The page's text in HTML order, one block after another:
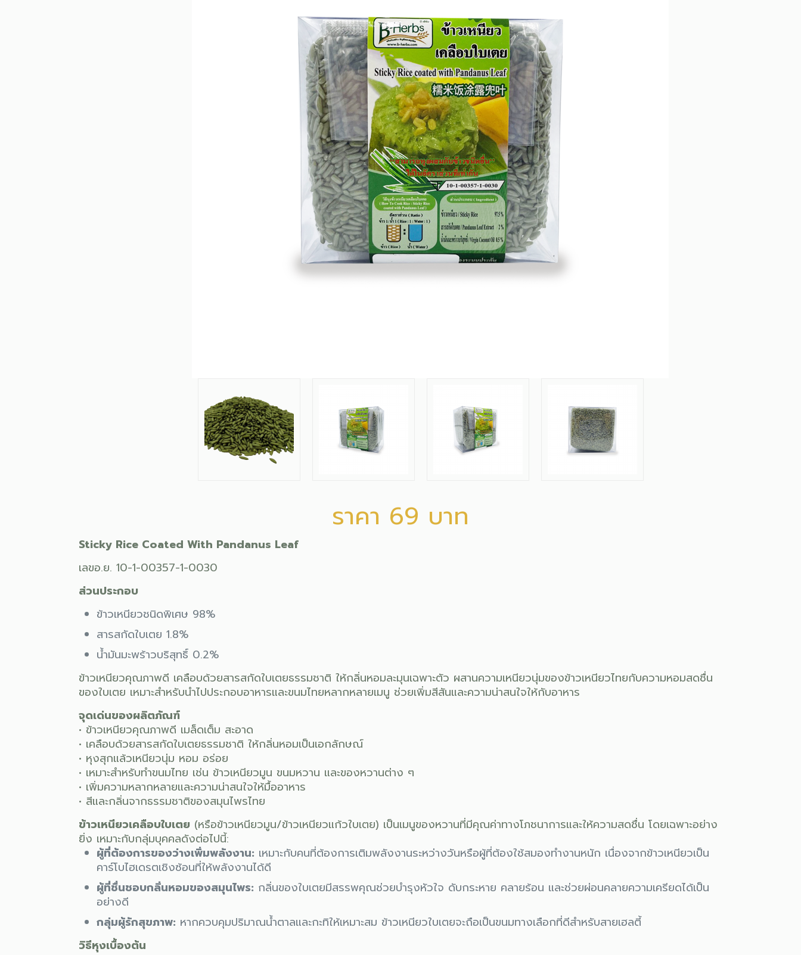
ราคา 69 บาท
Sticky Rice Coated With Pandanus Leaf
เลขอ.ย. 10-1-00357-1-0030
ส่วนประกอบ
ข้าวเหนียวชนิดพิเศษ 98%
สารสกัดใบเตย 1.8%
น้ำมันมะพร้าวบริสุทธิ์ 0.2%
ข้าวเหนียวคุณภาพดี เคลือบด้วยสารสกัดใบเตยธรรมชาติ ให้กลิ่นหอมละมุนเฉพาะตัว ผสานความเหนียวนุ่มของข้าวเหนียวไทยกับความหอมสดชื่น
ของใบเตย เหมาะสำหรับนำไปประกอบอาหารและขนมไทยหลากหลายเมนู ช่วยเพิ่มสีสันและความน่าสนใจให้กับอาหาร
จุดเด่นของผลิตภัณฑ์
• ข้าวเหนียวคุณภาพดี เมล็ดเต็ม สะอาด
• เคลือบด้วยสารสกัดใบเตยธรรมชาติ ให้กลิ่นหอมเป็นเอกลักษณ์
• หุงสุกแล้วเหนียวนุ่ม หอม อร่อย
• เหมาะสำหรับทำขนมไทย เช่น ข้าวเหนียวมูน ขนมหวาน และของหวานต่าง ๆ
• เพิ่มความหลากหลายและความน่าสนใจให้มื้ออาหาร
• สีและกลิ่นจากธรรมชาติของสมุนไพรไทย
ข้าวเหนียวเคลือบใบเตย (หรือข้าวเหนียวมูน/ข้าวเหนียวแก้วใบเตย) เป็นเมนูของหวานที่มีคุณค่าทางโภชนาการและให้ความสดชื่น โดยเฉพาะอย่าง
ยิ่ง เหมาะกับกลุ่มบุคคลดังต่อไปนี้:
ผู้ที่ต้องการของว่างเพิ่มพลังงาน: เหมาะกับคนที่ต้องการเติมพลังงานระหว่างวันหรือผู้ที่ต้องใช้สมองทำงานหนัก เนื่องจากข้าวเหนียวเป็น
คาร์โบไฮเดรตเชิงซ้อนที่ให้พลังงานได้ดี
ผู้ที่ชื่นชอบกลิ่นหอมของสมุนไพร: กลิ่นของใบเตยมีสรรพคุณช่วยบำรุงหัวใจ ดับกระหาย คลายร้อน และช่วยผ่อนคลายความเครียดได้เป็น
อย่างดี
กลุ่มผู้รักสุขภาพ: หากควบคุมปริมาณน้ำตาลและกะทิให้เหมาะสม ข้าวเหนียวใบเตยจะถือเป็นขนมทางเลือกที่ดีสำหรับสายเฮลตี้
วิธีหุงเบื้องต้น